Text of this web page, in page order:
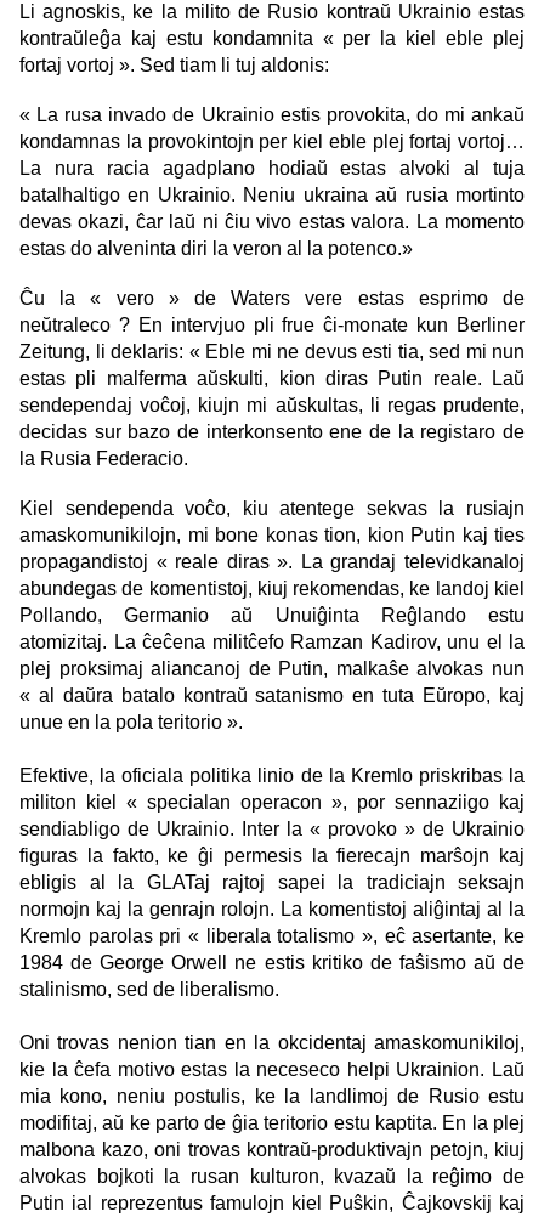
Li agnoskis, ke la milito de Rusio kontraŭ Ukrainio estas
kontraŭleĝa kaj estu kondamnita « per la kiel eble plej
fortaj vortoj ». Sed tiam li tuj aldonis:
« La rusa invado de Ukrainio estis provokita, do mi ankaŭ
kondamnas la provokintojn per kiel eble plej fortaj vortoj…
La nura racia agadplano hodiaŭ estas alvoki al tuja
batalhaltigo en Ukrainio. Neniu ukraina aŭ rusia mortinto
devas okazi, ĉar laŭ ni ĉiu vivo estas valora. La momento
estas do alveninta diri la veron al la potenco.»
Ĉu la « vero » de Waters vere estas esprimo de
neŭtraleco ? En intervjuo pli frue ĉi-monate kun Berliner
Zeitung, li deklaris: « Eble mi ne devus esti tia, sed mi nun
estas pli malferma aŭskulti, kion diras Putin reale. Laŭ
sendependaj voĉoj, kiujn mi aŭskultas, li regas prudente,
decidas sur bazo de interkonsento ene de la registaro de
la Rusia Federacio.
Kiel sendependa voĉo, kiu atentege sekvas la rusiajn
amaskomunikilojn, mi bone konas tion, kion Putin kaj ties
propagandistoj « reale diras ». La grandaj televidkanaloj
abundegas de komentistoj, kiuj rekomendas, ke landoj kiel
Pollando, Germanio aŭ Unuiĝinta Reĝlando estu
atomizitaj. La ĉeĉena militĉefo Ramzan Kadirov, unu el la
plej proksimaj aliancanoj de Putin, malkaŝe alvokas nun
« al daŭra batalo kontraŭ satanismo en tuta Eŭropo, kaj
unue en la pola teritorio ».
Efektive, la oficiala politika linio de la Kremlo priskribas la
militon kiel « specialan operacon », por sennaziigo kaj
sendiabligo de Ukrainio. Inter la « provoko » de Ukrainio
figuras la fakto, ke ĝi permesis la fierecajn marŝojn kaj
ebligis al la GLATaj rajtoj sapei la tradiciajn seksajn
normojn kaj la genrajn rolojn. La komentistoj aliĝintaj al la
Kremlo parolas pri « liberala totalismo », eĉ asertante, ke
1984 de George Orwell ne estis kritiko de faŝismo aŭ de
stalinismo, sed de liberalismo.
Oni trovas nenion tian en la okcidentaj amaskomunikiloj,
kie la ĉefa motivo estas la neceseco helpi Ukrainion. Laŭ
mia kono, neniu postulis, ke la landlimoj de Rusio estu
modifitaj, aŭ ke parto de ĝia teritorio estu kaptita. En la p lej
malbona kazo, oni trovas kontraŭ-produktivajn petojn, kiuj
alvokas bojkoti la rusan kulturon, kvazaŭ la reĝimo de
Putin ial reprezentus famulojn kiel Puŝkin, Ĉajkovskij kaj